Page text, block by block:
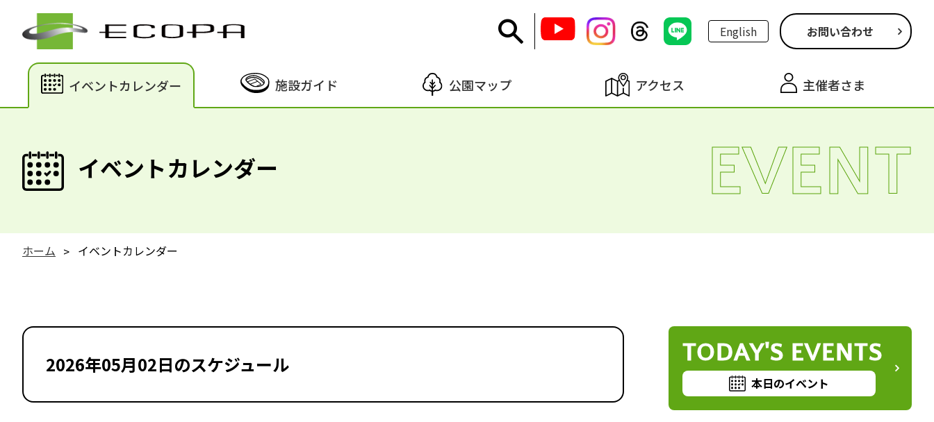
English お問い合わせ
イベントカレンダー 施設ガイド 公園マップ アクセス 主催者さま
イベントカレンダー EVENT
ホーム イベントカレンダー
2026年05月02日のスケジュール TODAY'S EVENTS
本日のイベント